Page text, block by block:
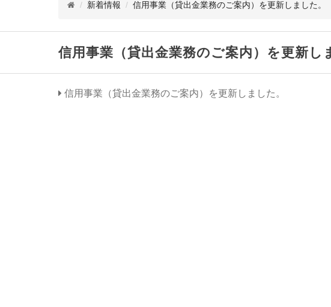
/ 新着情報 / 信用事業（貸出金業務のご案内）を更新しました。
信用事業（貸出金業務のご案内）を更新し
信用事業（貸出金業務のご案内）を更新しました。